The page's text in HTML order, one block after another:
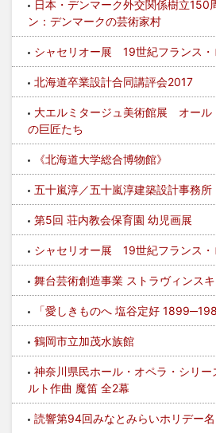
日本・デンマーク外交関係樹立
ン：デンマークの芸術家村
シャセリオー展 19世紀フランス・
北海道卒業設計合同講評会2017
大エルミタージュ美術館展 オー
の巨匠たち
《北海道大学総合博物館》
五十嵐淳／五十嵐淳建築設計事務所
第5回 荘内教会保育園 幼児画展
シャセリオー展 19世紀フランス・
舞台芸術創造事業 ストラヴィンスキ
「愛しきものへ 塩谷定好
鶴岡市立加茂水族館
神奈川県民ホール・オペラ・シリー
ルト作曲 魔笛 全2幕
読響第94回みなとみらいホリデー